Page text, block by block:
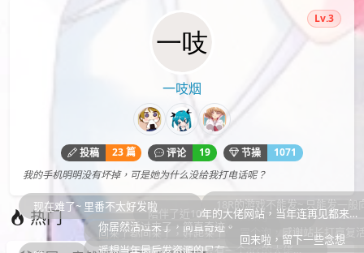
一吱烟
Lv.3
投稿 23 篇 评论 19 节操
1071
我的手机明明没有坏掉，可是她为什么没给我打电话呢？
热门
回来了
回来了都回来了，好起来了
冒个泡，感谢站长打赢复活赛
你居然活过来了，简直奇迹。
18R的游戏不能发~ 只能发一般向的
陪伴了近10年的大佬网站，当年连再见都来…
遥想当年最后发资源的只有一个acc的大佬…
回来啦，留下一些念想
里番不太好发啦